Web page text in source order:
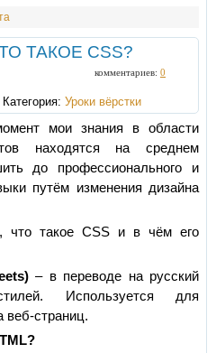
ТАКОЕ CSS?
комментариев: 0
| Категория: Уроки вёрстки
мои знания в области
находятся на среднем
до профессионального и
путём изменения дизайна
что такое CSS и в чём его
– в переводе на русский
Используется для
веб-страниц.